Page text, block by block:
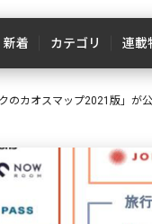
新着 カテゴリ 連載
のカオスマップ2021版」が